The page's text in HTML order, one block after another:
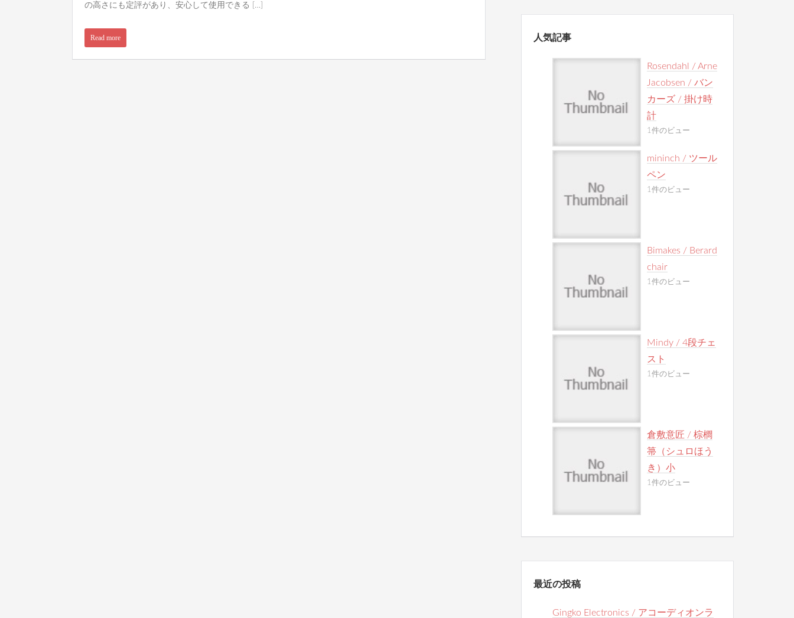
の高さにも定評があり、安心して使用できる […]
Read more 人気記事
Rosendahl / Arne
Jacobsen / バン
カーズ / 掛け時
計
1件のビュー
mininch / ツール
ペン
1件のビュー
Bimakes / Berard
chair
1件のビュー
Mindy / 4段チェ
スト
1件のビュー
倉敷意匠 / 棕櫚
箒（シュロほう
き）小
1件のビュー
最近の投稿
Gingko Electronics / アコーディオンラ